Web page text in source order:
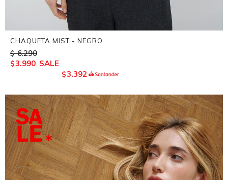
CHAQUETA MIST - NEGRO
$ 6.290
$3.990
$3.392